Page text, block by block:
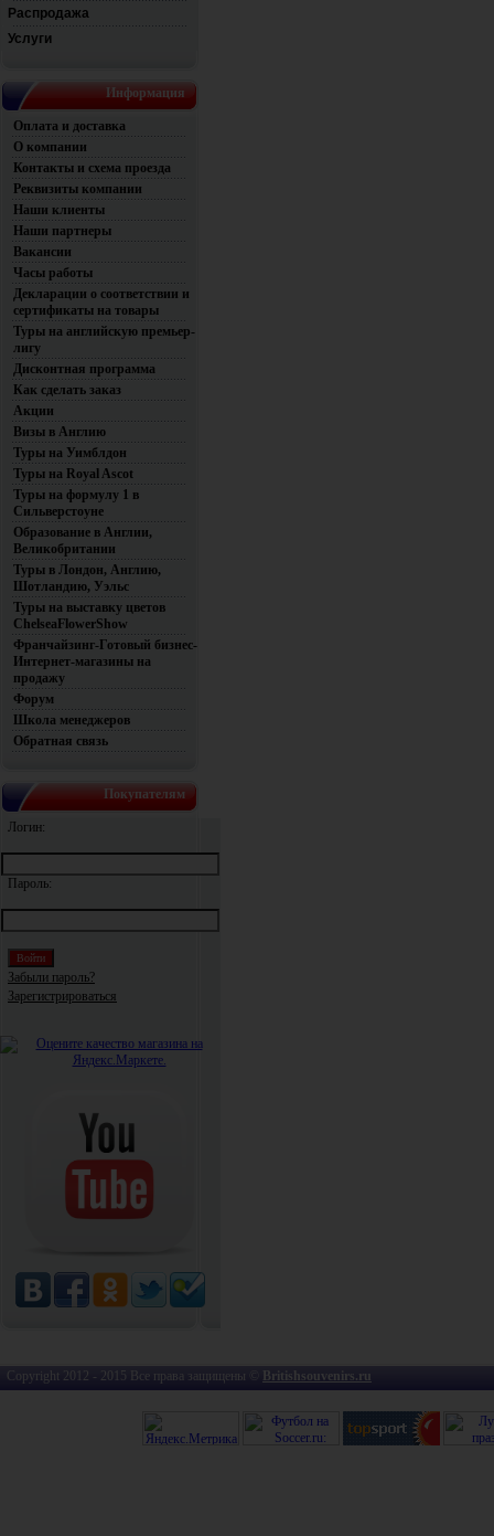
Распродажа
Услуги
Информация
Оплата и доставка
О компании
Контакты и схема проезда
Реквизиты компании
Наши клиенты
Наши партнеры
Вакансии
Часы работы
Декларации о соответствии и
сертификаты на товары
Туры на английскую премьер-
лигу
Дисконтная программа
Как сделать заказ
Акции
Визы в Англию
Туры на Уимблдон
Туры на Royal Ascot
Туры на формулу 1 в
Сильверстоуне
Образование в Англии,
Великобритании
Туры в Лондон, Англию,
Шотландию, Уэльс
Туры на выставку цветов
ChelseaFlowerShow
Франчайзинг-Готовый бизнес-
Интернет-магазины на
продажу
Форум
Школа менеджеров
Обратная связь
Покупателям
Логин:
Пароль:
Забыли пароль?
Зарегистрироваться
Copyright 2012 - 2015 Все права защищены © Britishsouvenirs.ru